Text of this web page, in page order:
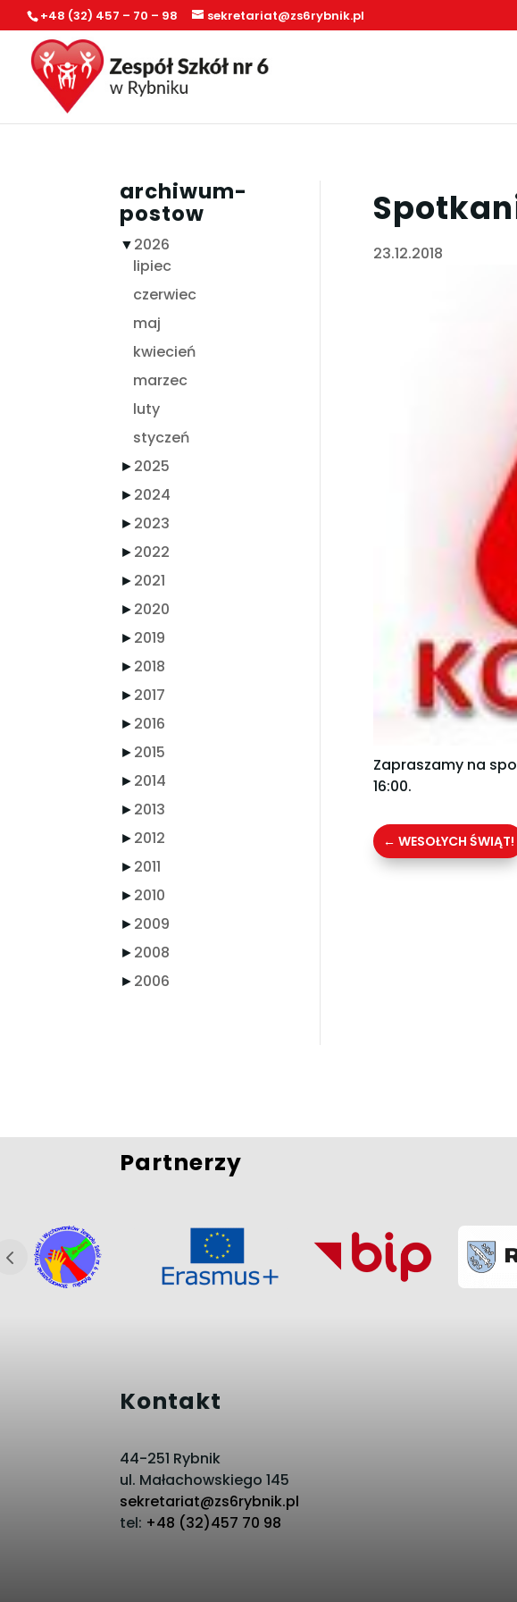
+48 (32) 457 – 70 – 98 sekretariat@zs6rybnik.pl
archiwum-
postow
▼2026
lipiec
czerwiec
maj
kwiecień
marzec
luty
styczeń
►2025
►2024
►2023
►2022
►2021
►2020
►2019
►2018
►2017
►2016
►2015
►2014
►2013
►2012
►2011
►2010
►2009
►2008
►2006
23.12.2018
Zapraszamy na
16:00.
← WESOŁYCH ŚWIĄT!
Partnerzy
Kontakt
44-251 Rybnik
ul. Małachowskiego 145
sekretariat@zs6rybnik.pl
tel: +48 (32)457 70 98